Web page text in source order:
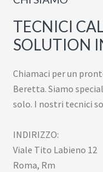
TECNICI
SOLUTION
Chiamaci per un
Beretta. Siamo
solo. I nostri tecnici
INDIRIZZO:
Viale Tito Labieno 12
Roma, Rm